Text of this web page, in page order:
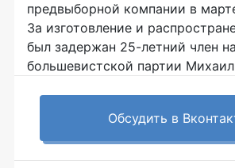
предвыборной компании в
За изготовление и
был задержан 25-летний член
большевистской партии Михаил
Обсудить в